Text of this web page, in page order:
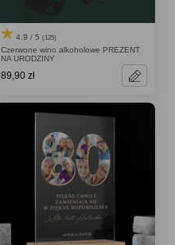
4.9 / 5 (125)
Czerwone wino alkoholowe PREZENT
NA URODZINY
89,90 zł